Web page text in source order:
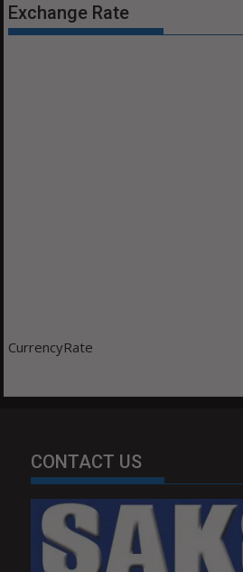
Exchange Rate
CurrencyRate
CONTACT US